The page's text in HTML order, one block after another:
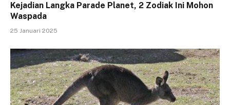
Kejadian Langka Parade Planet, 2 Zodiak Ini Mohon
Waspada
25 Januari 2025